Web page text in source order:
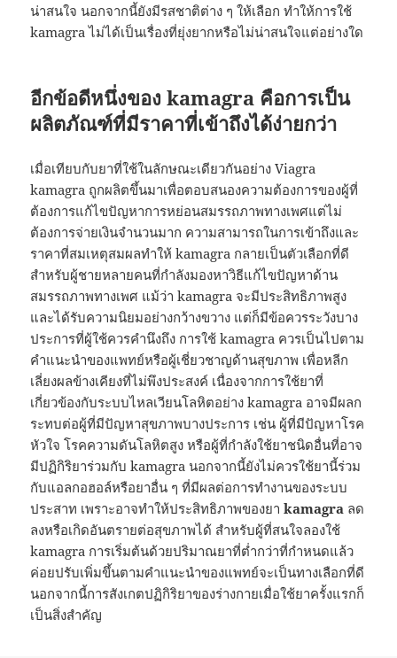
น่าสนใจ นอกจากนี้ยังมีรสชาติต่าง ๆ ให้เลือก ทำให้การใช้
kamagra ไม่ได้เป็นเรื่องที่ยุ่งยากหรือไม่น่าสนใจแต่อย่างใด
อีกข้อดีหนึ่งของ kamagra คือการเป็น
ผลิตภัณฑ์ที่มีราคาที่เข้าถึงได้ง่ายกว่า
เมื่อเทียบกับยาที่ใช้ในลักษณะเดียวกันอย่าง Viagra
kamagra ถูกผลิตขึ้นมาเพื่อตอบสนองความต้องการของผู้ที่
ต้องการแก้ไขปัญหาการหย่อนสมรรถภาพทางเพศแต่ไม่
ต้องการจ่ายเงินจำนวนมาก ความสามารถในการเข้าถึงและ
ราคาที่สมเหตุสมผลทำให้ kamagra กลายเป็นตัวเลือกที่ดี
สำหรับผู้ชายหลายคนที่กำลังมองหาวิธีแก้ไขปัญหาด้าน
สมรรถภาพทางเพศ แม้ว่า kamagra จะมีประสิทธิภาพสูง
และได้รับความนิยมอย่างกว้างขวาง แต่ก็มีข้อควรระวังบาง
ประการที่ผู้ใช้ควรคำนึงถึง การใช้ kamagra ควรเป็นไปตาม
คำแนะนำของแพทย์หรือผู้เชี่ยวชาญด้านสุขภาพ เพื่อหลีก
เลี่ยงผลข้างเคียงที่ไม่พึงประสงค์ เนื่องจากการใช้ยาที่
เกี่ยวข้องกับระบบไหลเวียนโลหิตอย่าง kamagra อาจมีผลก
ระทบต่อผู้ที่มีปัญหาสุขภาพบางประการ เช่น ผู้ที่มีปัญหาโรค
หัวใจ โรคความดันโลหิตสูง หรือผู้ที่กำลังใช้ยาชนิดอื่นที่อาจ
มีปฏิกิริยาร่วมกับ kamagra นอกจากนี้ยังไม่ควรใช้ยานี้ร่วม
กับแอลกอฮอล์หรือยาอื่น ๆ ที่มีผลต่อการทำงานของระบบ
ประสาท เพราะอาจทำให้ประสิทธิภาพของยาkamagra ลด
ลงหรือเกิดอันตรายต่อสุขภาพได้ สำหรับผู้ที่สนใจลองใช้
kamagra การเริ่มต้นด้วยปริมาณยาที่ต่ำกว่าที่กำหนดแล้ว
ค่อยปรับเพิ่มขึ้นตามคำแนะนำของแพทย์จะเป็นทางเลือกที่ดี
นอกจากนี้การสังเกตปฏิกิริยาของร่างกายเมื่อใช้ยาครั้งแรกก็
เป็นสิ่งสำคัญ